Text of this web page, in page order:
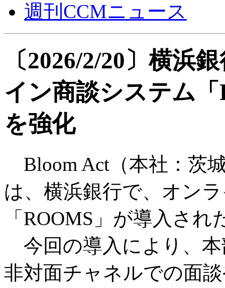
週刊CCMニュース
〔2026/2/20〕横浜
イン商談システム
を強化
Bloom Act（本社：茨
は、横浜銀行で、オン
「ROOMS」が導入さ
今回の導入により、
非対面チャネルでの面